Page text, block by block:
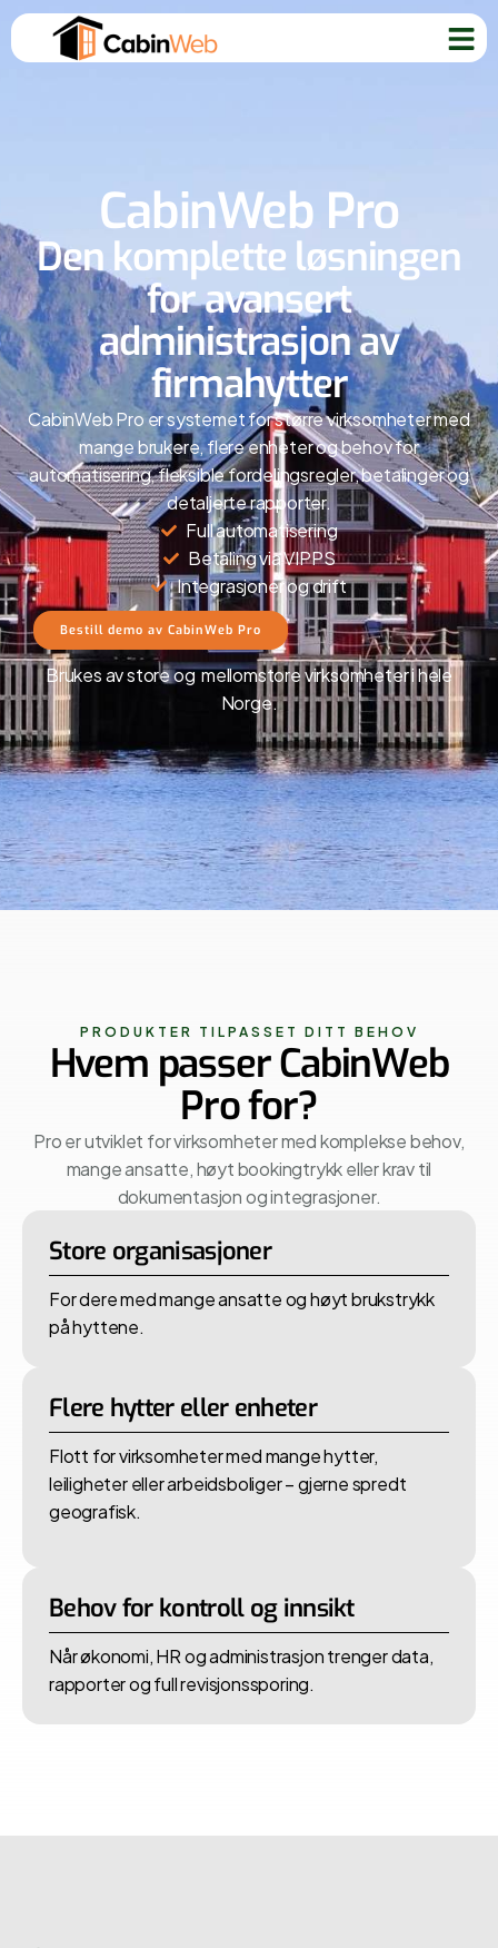
CabinWeb Pro
Den komplette løsningen
for avansert
administrasjon av
firmahytter
CabinWeb Pro er systemet for større virksomheter med
mange brukere, flere enheter og behov for
automatisering, fleksible fordelingsregler, betalinger og
detaljerte rapporter.
Full automatisering
Betaling via VIPPS
Integrasjoner og drift
Bestill demo av CabinWeb Pro
Brukes av store ogmellomstorevirksomheter i hele
Norge.
PRODUKTER TILPASSET DITT BEHOV
Hvem passer CabinWeb
Pro for?
Pro er utviklet for virksomheter med komplekse behov,
mange ansatte, høyt bookingtrykk eller krav til
dokumentasjon og integrasjoner.
Store organisasjoner
For dere med mange ansatte og høyt brukstrykk
på hyttene.
Flere hytter eller enheter
Flott for virksomheter med mange hytter,
leiligheter eller arbeidsboliger – gjerne spredt
geografisk.
Behov for kontroll og innsikt
Når økonomi, HR og administrasjon trenger data,
rapporter og full revisjonssporing.